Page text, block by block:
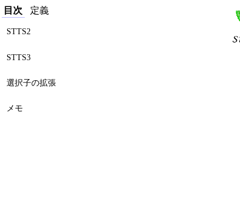
目次 定義
STTS2
STTS3
選択子の拡張
メモ